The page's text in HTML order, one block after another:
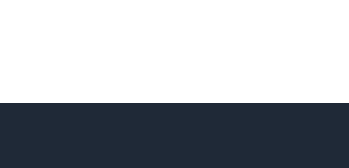
ts'ahmaj(v.i.) : hundirse